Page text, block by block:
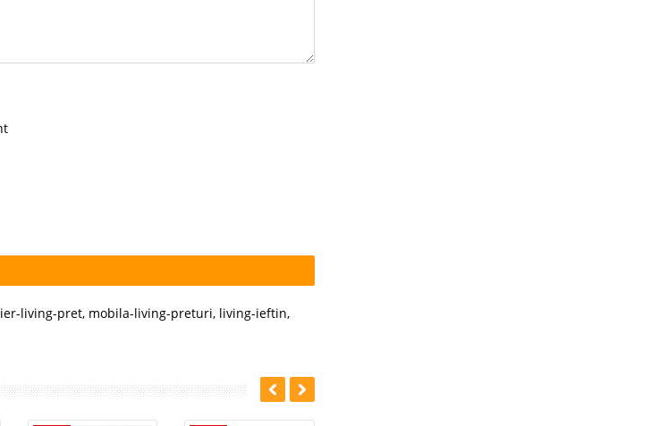
living-pret, mobila-living-preturi, living-ieftin,